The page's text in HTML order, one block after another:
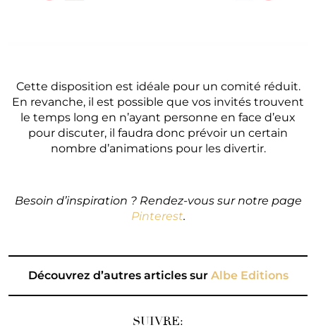
Cette disposition est idéale pour un comité réduit.
En revanche, il est possible que vos invités trouvent
le temps long en n’ayant personne en face d’eux
pour discuter, il faudra donc prévoir un certain
nombre d’animations pour les divertir.
Besoin d’inspiration ? Rendez-vous sur notre page
Pinterest.
Découvrez d’autres articles sur Albe Editions
SUIVRE: